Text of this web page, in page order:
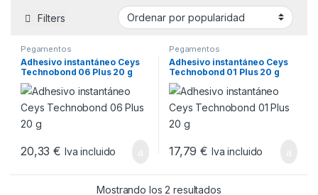
Filters
Pegamentos
Adhesivo instantáneo Ceys
Technobond 06 Plus 20 g
20,33€ Iva incluido
Pegamentos
Adhesivo instantáneo Ceys
Technobond 01 Plus 20 g
17,79€ Iva incluido
Mostrando los 2 resultadosOrdenado por